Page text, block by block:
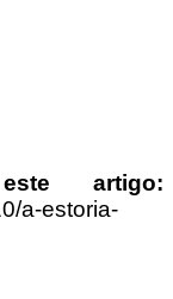
artigo:
a-estoria-